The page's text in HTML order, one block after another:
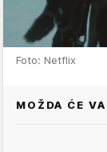
Foto: Netflix
MOŽDA ĆE